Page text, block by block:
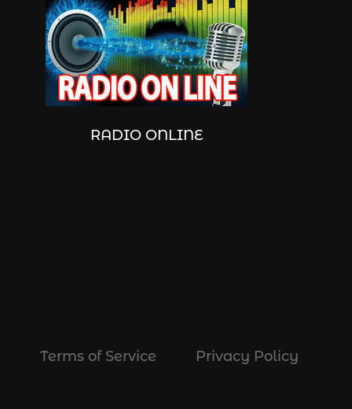
RADIO ONLINE
Terms of Service Privacy Policy